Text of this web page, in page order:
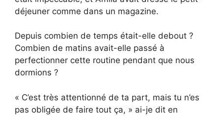
déjeuner comme dans un magazine.
Depuis combien de temps était-elle debout ?
Combien de matins avait-elle passé à
perfectionner cette routine pendant que nous
dormions ?
« C’est très attentionné de ta part, mais tu n’es
pas obligée de faire tout ça, » ai-je dit en